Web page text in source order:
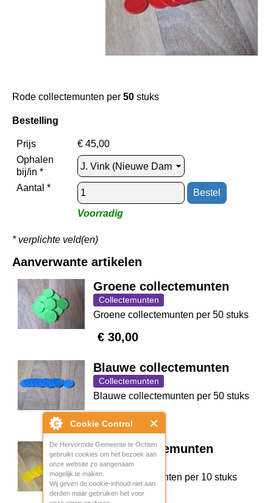
Cookie Control
De Hervormde Gemeente te Ochten
gebruikt cookies om het bezoek aan
onze website zo aangenaam
mogelijk te maken.
Wij geven de cookie-inhoud niet aan
derden maar gebruiken het voor
Rode collectemunten per 50 stuks
Bestelling
Prijs € 45,00
Ophalen
bij/in *
Aantal *
Voorradig
* verplichte veld(en)
Aanverwante artikelen
Groene collectemunten
Collectemunten
Groene collectemunten per 50 stuks
€ 30,00
Blauwe collectemunten
Collectemunten
Blauwe collectemunten per 50 stuks
€ 60,00
Gele collectemunten
Collectemunten
Gele collectemunten per 10 stuks
€ 30,00